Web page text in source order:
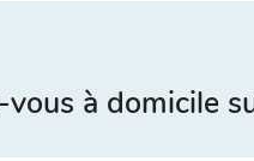
à domicile